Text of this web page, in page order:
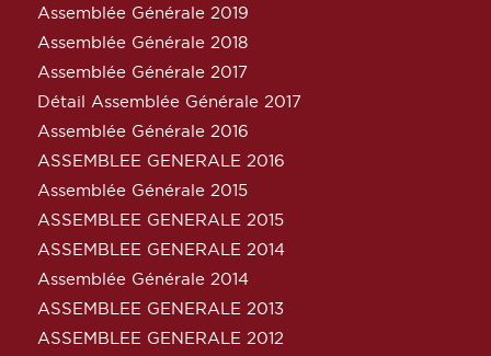
Assemblée Générale 2019
Assemblée Générale 2018
Assemblée Générale 2017
Détail Assemblée Générale 2017
Assemblée Générale 2016
ASSEMBLEE GENERALE 2016
Assemblée Générale 2015
ASSEMBLEE GENERALE 2015
ASSEMBLEE GENERALE 2014
Assemblée Générale 2014
ASSEMBLEE GENERALE 2013
ASSEMBLEE GENERALE 2012